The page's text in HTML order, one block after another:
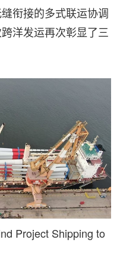
衔接的多式联运协调
洋发运再次彰显了三
Project Shipping to